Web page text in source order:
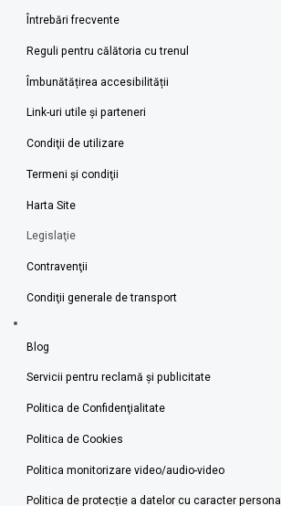
Întrebări frecvente
Reguli pentru călătoria cu trenul
Îmbunătățirea accesibilității
Link-uri utile şi parteneri
Condiţii de utilizare
Termeni şi condiţii
Harta Site
Legislaţie
Contravenţii
Condiţii generale de transport
Blog
Servicii pentru reclamă și publicitate
Politica de Confidenţialitate
Politica de Cookies
Politica monitorizare video/audio-video
Politica de protecție a datelor cu caracter personal